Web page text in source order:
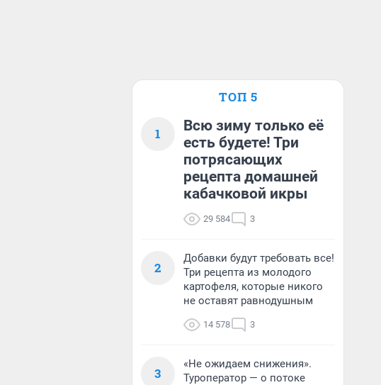
ТОП 5
1
Всю зиму только её
есть будете! Три
потрясающих
рецепта домашней
кабачковой икры
29 584 3
2
Добавки будут требовать все!
Три рецепта из молодого
картофеля, которые никого
не оставят равнодушным
14 578 3
3
«Не ожидаем снижения».
Туроператор — о потоке